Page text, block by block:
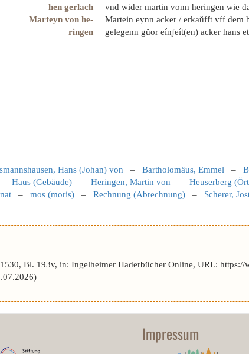
hen gerlach
vnd wider martin vonn heringen wie
Marteyn von he-
Martein eynn acker / erkaŭfft vff dem
ringen
gelegenn gŭor eínʃeít(en) acker hans
Hans (Johan) von – Bartholomäus, Emmel –
Haus (Gebäude) – Heringen, Martin von – Heuserberg
– mos (moris) – Rechnung (Abrechnung) – Scherer,
Bl. 193v, in: Ingelheimer Haderbücher Online, URL:
Impressum